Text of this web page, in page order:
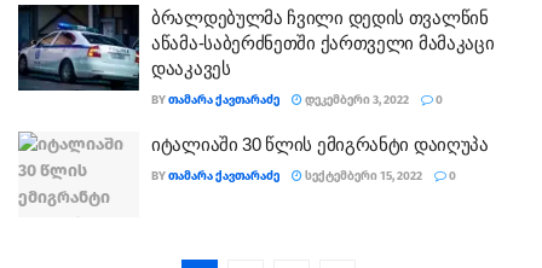
ბრალდებულმა ჩვილი დედის თვალწინ
აწამა-საბერძნეთში ქართველი მამაკაცი
დააკავეს
BYᲗᲐᲛᲐᲠᲐ ᲥᲐᲕᲗᲐᲠᲐᲫᲔ ᲓᲔᲙᲔᲛᲑᲔᲠᲘ 3, 2022 0
იტალიაში 30 წლის ემიგრანტი დაიღუპა
BYᲗᲐᲛᲐᲠᲐ ᲥᲐᲕᲗᲐᲠᲐᲫᲔ ᲡᲔᲥᲢᲔᲛᲑᲔᲠᲘ 15, 2022 0